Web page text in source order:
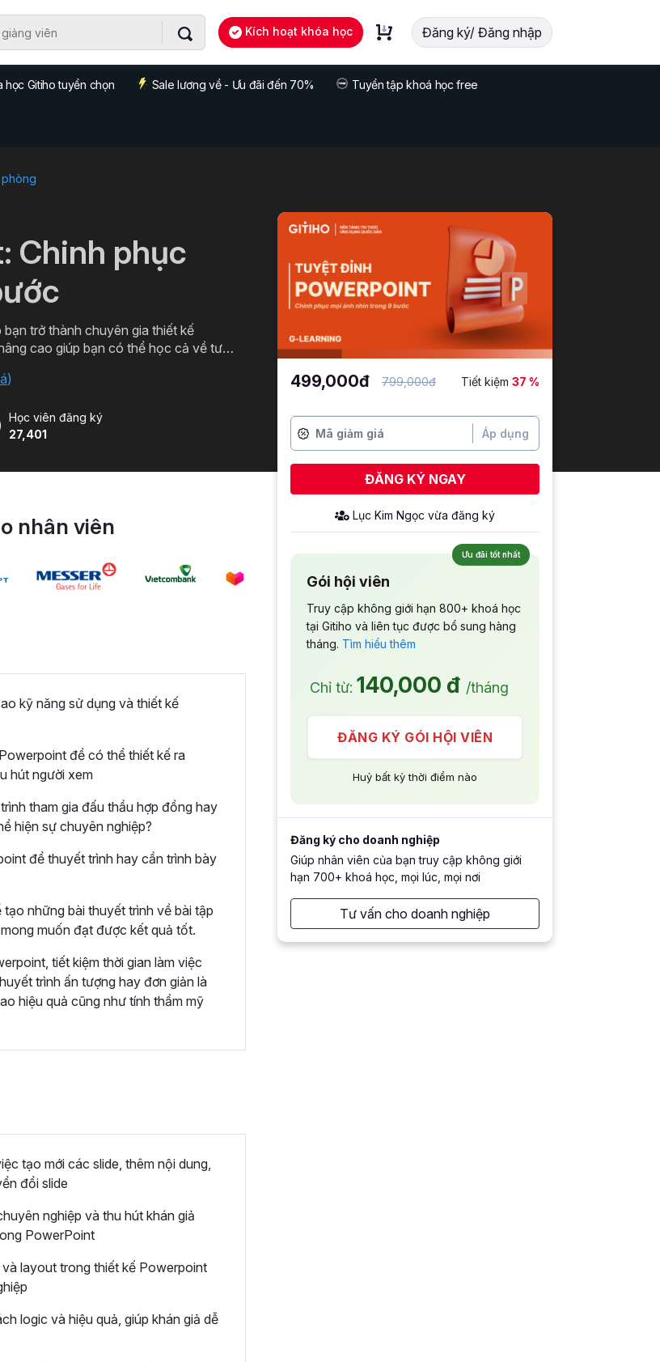
Kích hoạt khóa học Đăng ký/ Đăng nhập
học Gitiho tuyển chọn Sale lương về - Ưu đãi đến 70% Tuyển tập khoá học free
Chinh phục
trở thành chuyên gia thiết kế
cao giúp bạn có thể học cả về tư
)
Học viên đăng ký
27,401
nhân viên
kỹ năng sử dụng và thiết kế
để có thể thiết kế ra
hút người xem
tham gia đấu thầu hợp đồng hay
hiện sự chuyên nghiệp?
để thuyết trình hay cần trình bày
những bài thuyết trình về bài tập
muốn đạt được kết quả tốt.
tiết kiệm thời gian làm việc
trình ấn tượng hay đơn giản là
hiệu quả cũng như tính thẩm mỹ
tạo mới các slide, thêm nội dung,
đổi slide
nghiệp và thu hút khán giả
PowerPoint
layout trong thiết kế Powerpoint
logic và hiệu quả, giúp khán giả dễ
499,000đ 799,000đ Tiết kiệm 37 %
Áp dụng
ĐĂNG KÝ NGAY
Lục Kim Ngọc vừa đăng ký
Ưu đãi tốt nhất
Gói hội viên
Truy cập không giới hạn 800+ khoá học
tại Gitiho và liên tục được bổ sung hàng
tháng. Tìm hiểu thêm
Chỉ từ: 140,000 đ /tháng
ĐĂNG KÝ GÓI HỘI VIÊN
Huỷ bất kỳ thời điểm nào
Đăng ký cho doanh nghiệp
Giúp nhân viên của bạn truy cập không giới
hạn 700+ khoá học, mọi lúc, mọi nơi
Tư vấn cho doanh nghiệp